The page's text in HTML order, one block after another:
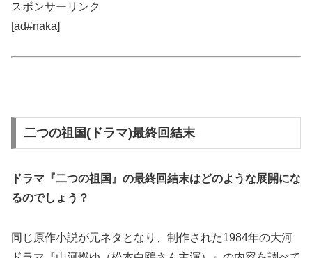
スポンサーリンク
[ad#naka]
二つの祖国(ドラマ)最終回結末
ドラマ『二つの祖国』の最終回結末はどのような展開にな
るのでしょう？
同じ原作小説が元ネタとなり、制作された1984年の大河